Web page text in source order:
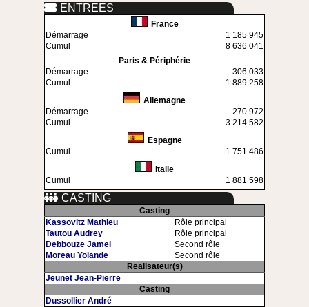
ENTREES
France
Démarrage
1 185 945
Cumul
8 636 041
Paris & Périphérie
Démarrage
306 033
Cumul
1 889 258
Allemagne
Démarrage
270 972
Cumul
3 214 582
Espagne
Cumul
1 751 486
Italie
Cumul
1 881 598
CASTING
Casting
Kassovitz Mathieu
Rôle principal
Tautou Audrey
Rôle principal
Debbouze Jamel
Second rôle
Moreau Yolande
Second rôle
Realisateur(s)
Jeunet Jean-Pierre
Casting
Dussollier André